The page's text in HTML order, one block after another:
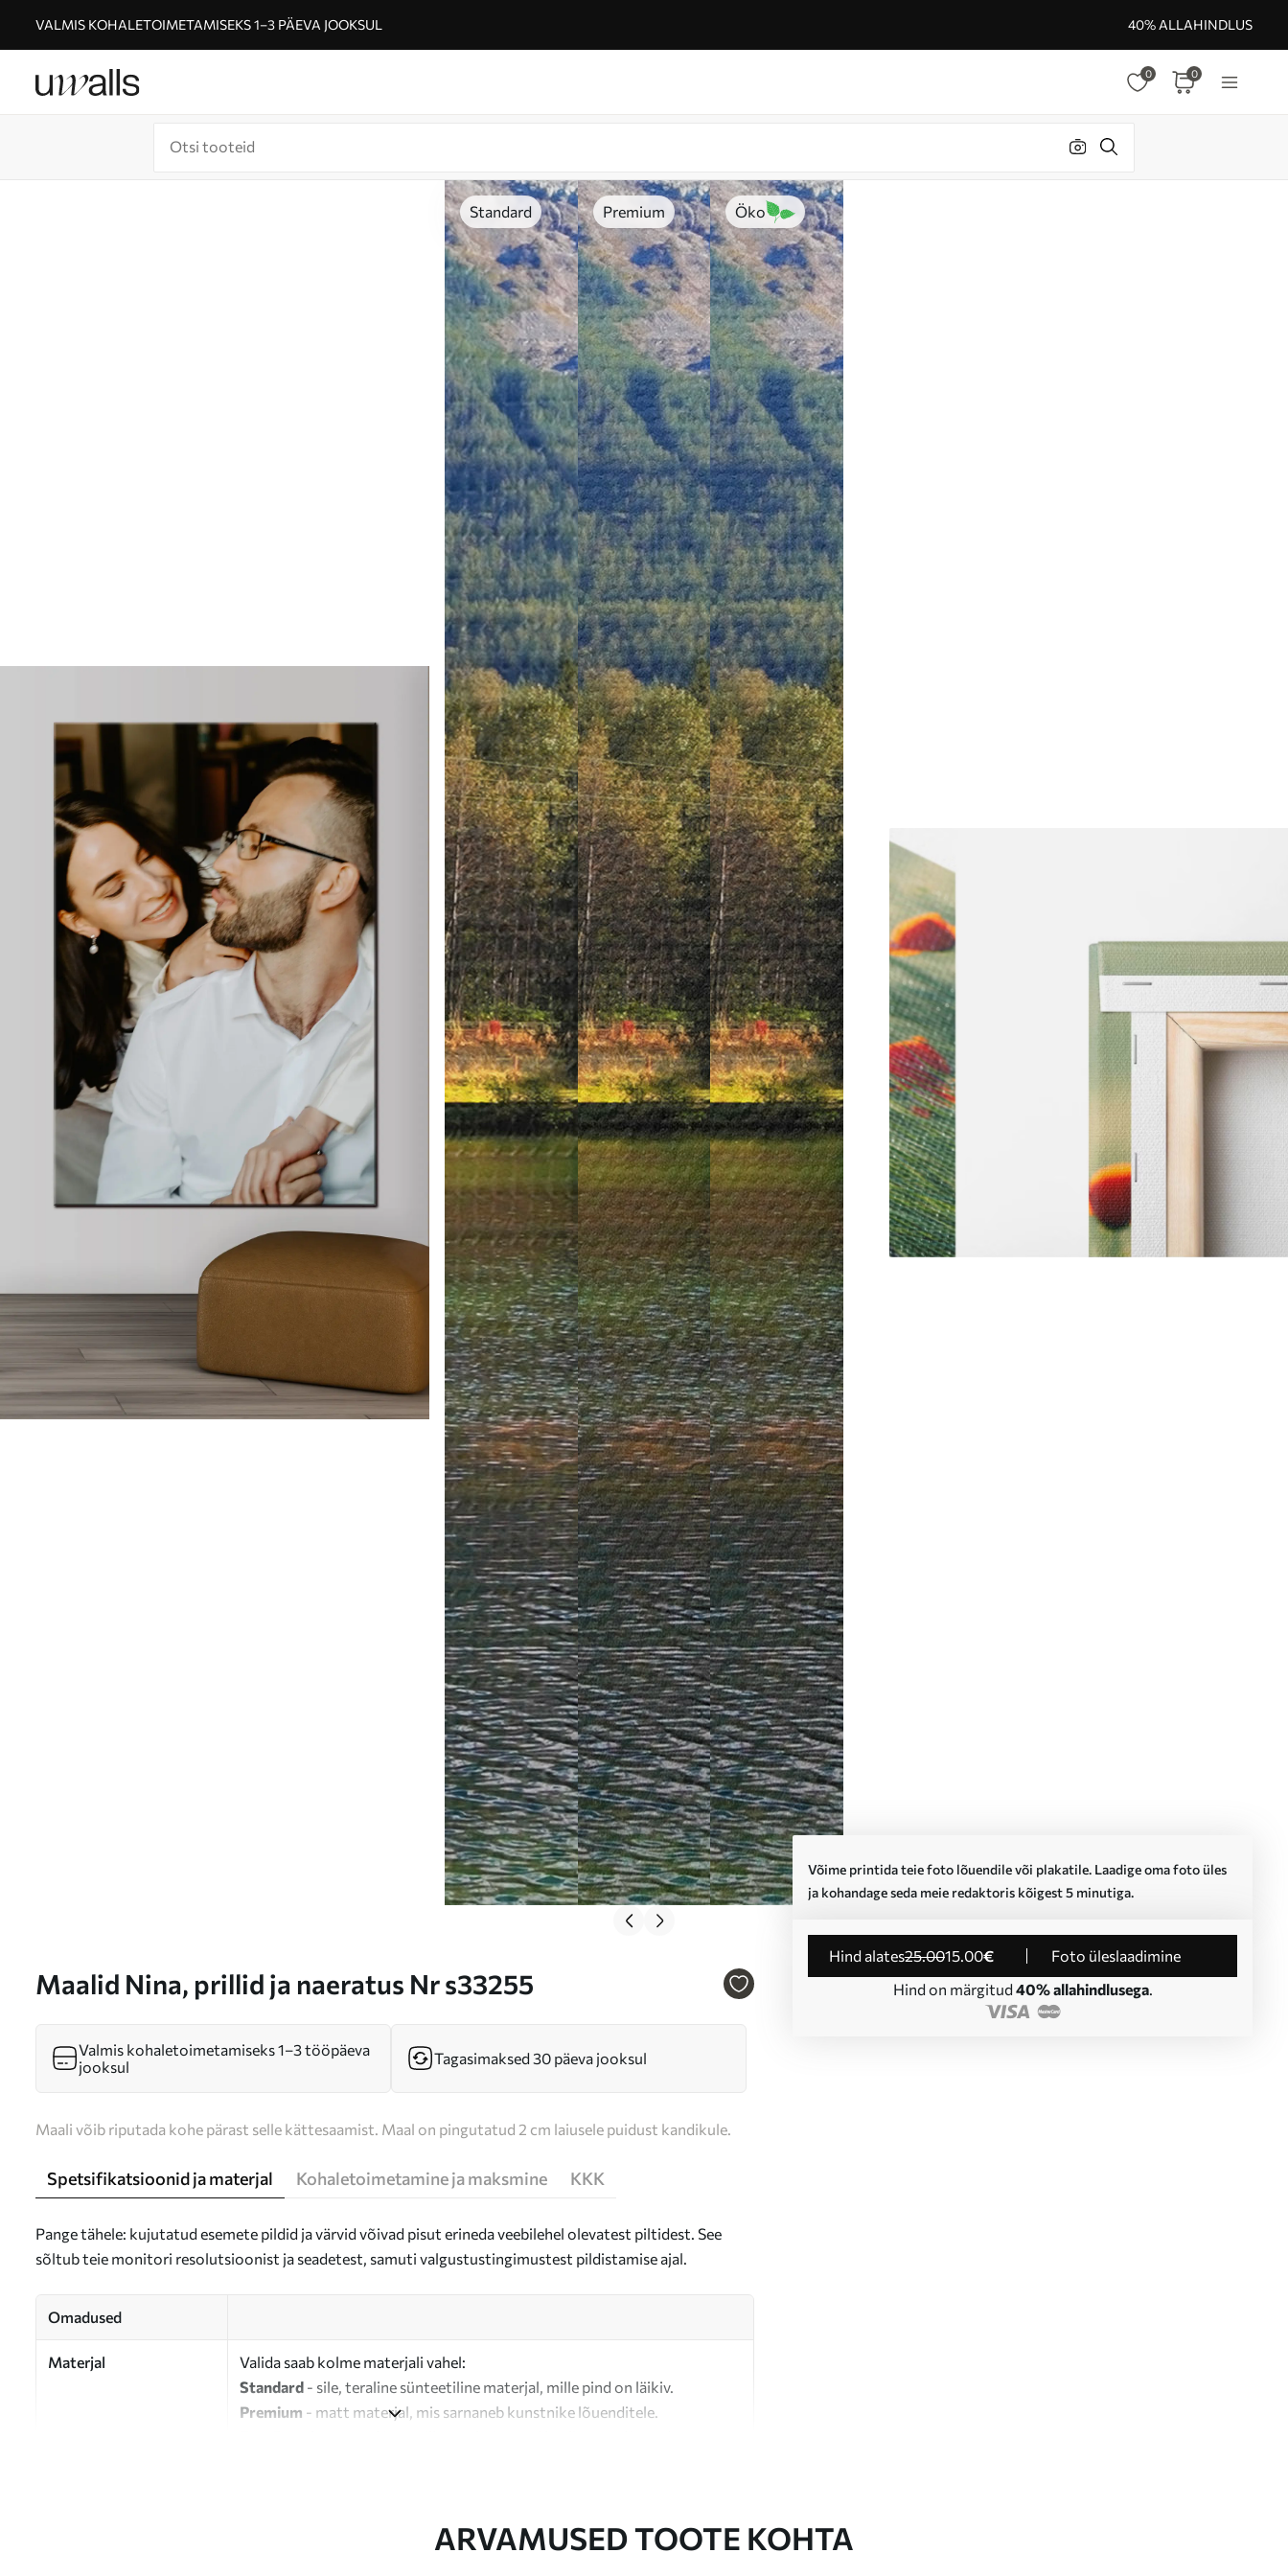
VALMIS KOHALETOIMETAMISEKS 1–3 PÄEVA JOOKSUL 40% ALLAHINDLUS
0 0
Standard Premium Öko
Maalid Nina, prillid ja naeratus Nr s33255
Võime printida teie foto lõuendile või plakatile. Laadige oma foto üles
ja kohandage seda meie redaktoris kõigest 5 minutiga.
Hind alates25.0015.00€
Foto üleslaadimine
Hind on märgitud 40% allahindlusega.
Valmis kohaletoimetamiseks 1–3 tööpäeva
jooksul
Tagasimaksed 30 päeva jooksul
Maali võib riputada kohe pärast selle kättesaamist. Maal on pingutatud 2 cm laiusele puidust kandikule.
Spetsifikatsioonid ja materjal Kohaletoimetamine ja maksmine KKK
Pange tähele: kujutatud esemete pildid ja värvid võivad pisut erineda veebilehel olevatest piltidest. See
sõltub teie monitori resolutsioonist ja seadetest, samuti valgustustingimustest pildistamise ajal.
Omadused
Materjal
Valida saab kolme materjali vahel:
Standard - sile, teraline sünteetiline materjal, mille pind on läikiv.
Premium - matt materjal, mis sarnaneb kunstnike lõuenditele.
ARVAMUSED TOOTE KOHTA